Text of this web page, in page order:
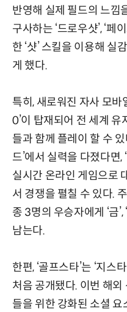
반영해 실제 필드의 느낌
구사하는 ‘드로우샷’, ‘페
한 ‘샷’ 스킬을 이용해 실
게 했다.
특히, 새로워진 자사 모바
0’이 탑재되어 전 세계 유
들과 함께 플레이 할 수
드’에서 실력을 다졌다면,
실시간 온라인 게임으로
서 경쟁을 펼칠 수 있다.
종 3명의 우승자에게 ‘금’,
남는다.
한편, ‘골프스타’는 ‘지스
처음 공개됐다. 이번 해외
들을 위한 강화된 소셜